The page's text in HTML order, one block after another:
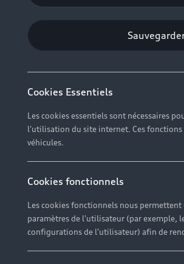
Électrique
Sport
Univers Audi
Cookies Essentiels
Les cookies essentiels sont nécessaires
l'utilisation du site internet. Ces
véhicules.
Cookies fonctionnels
Les cookies fonctionnels nous permettent
paramètres de l'utilisateur (par exemple,
configurations de l'utilisateur) afin de